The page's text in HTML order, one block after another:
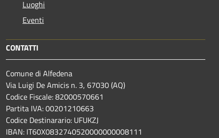
Luoghi
Eventi
CONTATTI
Comune di Alfedena
Via Luigi De Amicis n. 3, 67030 (AQ)
Codice Fiscale: 82000570661
Partita IVA: 00201210663
Codice Destinarario: UFUKZJ
IBAN: IT60X0832740520000000008111